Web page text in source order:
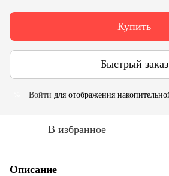
Купить
Быстрый заказ
Войти для отображения
В избранное
Описание